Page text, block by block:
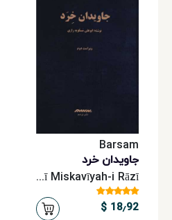
Barsam
جاویدان خرد
Abu ʿAlī Miskavīyah-i Rāzī
18٫92 $